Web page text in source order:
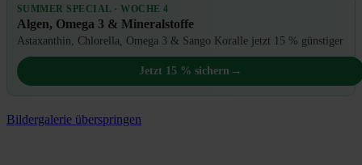
SUMMER SPECIAL · WOCHE 4
Algen, Omega 3 & Mineralstoffe
Astaxanthin, Chlorella, Omega 3 & Sango Koralle jetzt 15 % günstiger
Jetzt 15 % sichern →
Bildergalerie überspringen